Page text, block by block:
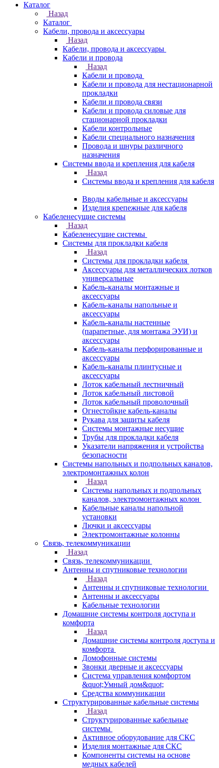
Каталог
Назад
Каталог
Кабели, провода и аксессуары
Назад
Кабели, провода и аксессуары
Кабели и провода
Назад
Кабели и провода
Кабели и провода для нестационарной
прокладки
Кабели и провода связи
Кабели и провода силовые для
стационарной прокладки
Кабели контрольные
Кабели специального назначения
Провода и шнуры различного
назначения
Системы ввода и крепления для кабеля
Назад
Системы ввода и крепления для кабеля
Вводы кабельные и аксессуары
Изделия крепежные для кабеля
Кабеленесущие системы
Назад
Кабеленесущие системы
Системы для прокладки кабеля
Назад
Системы для прокладки кабеля
Аксессуары для металлических лотков
универсальные
Кабель-каналы монтажные и
аксессуары
Кабель-каналы напольные и
аксессуары
Кабель-каналы настенные
(парапетные, для монтажа ЭУИ) и
аксессуары
Кабель-каналы перфорированные и
аксессуары
Кабель-каналы плинтусные и
аксессуары
Лоток кабельный лестничный
Лоток кабельный листовой
Лоток кабельный проволочный
Огнестойкие кабель-каналы
Рукава для защиты кабеля
Системы монтажные несущие
Трубы для прокладки кабеля
Указатели напряжения и устройства
безопасности
Системы напольных и подпольных каналов,
электромонтажных колон
Назад
Системы напольных и подпольных
каналов, электромонтажных колон
Кабельные каналы напольной
установки
Лючки и аксессуары
Электромонтажные колонны
Связь, телекоммуникации
Назад
Связь, телекоммуникации
Антенны и спутниковые технологии
Назад
Антенны и спутниковые технологии
Антенны и аксессуары
Кабельные технологии
Домашние системы контроля доступа и
комфорта
Назад
Домашние системы контроля доступа и
комфорта
Домофонные системы
Звонки дверные и аксессуары
Система управления комфортом
&quot;Умный дом&quot;
Средства коммуникации
Структурированные кабельные системы
Назад
Структурированные кабельные
системы
Активное оборудование для СКС
Изделия монтажные для СКС
Компоненты системы на основе
медных кабелей